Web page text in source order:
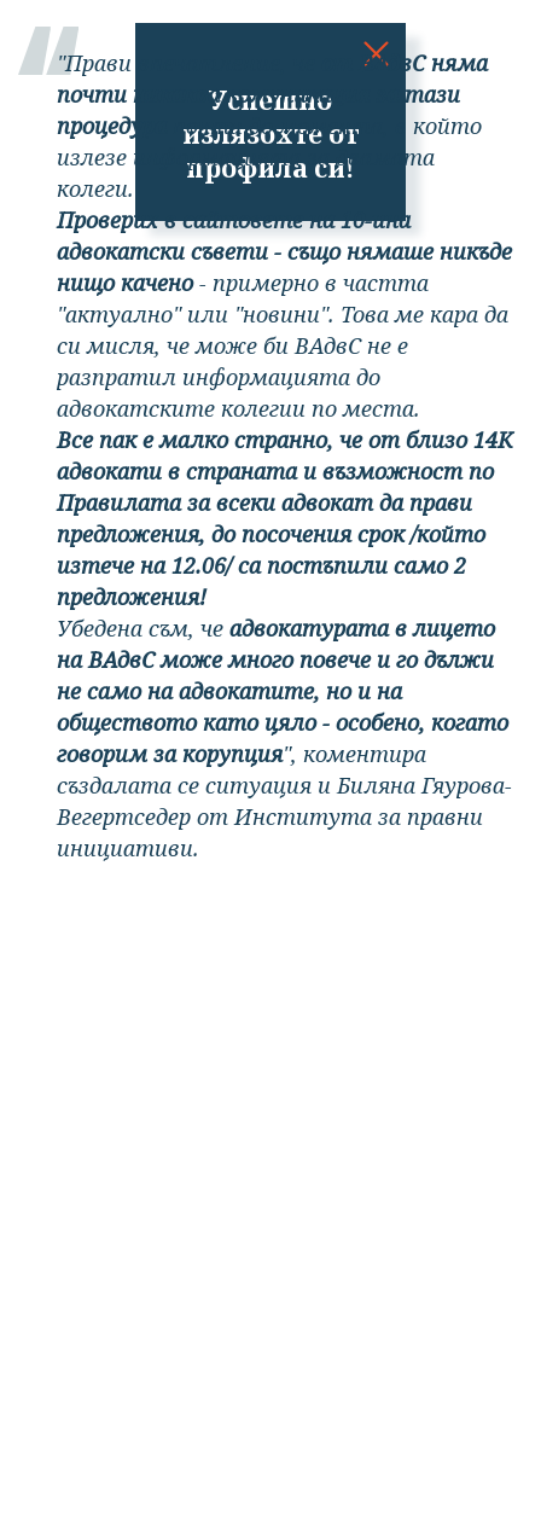
Успешно
излязохте от
профила си!
"Прави впечатление, че
от ВАдвС няма
почти никаква комуникация за тази
процедура
почти до момента, в който
излезе информацията за двамата
колеги.
Проверих в сайтовете на 10-ина
адвокатски съвети - също нямаше никъде
нищо качено- примерно в частта
"актуално" или "новини". Това ме кара да
си мисля, че може би ВАдвС не е
разпратил информацията до
адвокатските колегии по места.
Все пак е малко странно, че от близо 14К
адвокати в страната и възможност по
Правилата за всеки адвокат да прави
предложения, до посочения срок /който
изтече на 12.06/ са постъпили само 2
предложения!
Убедена съм, че адвокатурата в лицето
на ВАдвС може много повече и го дължи
не само на адвокатите, но и на
обществото като цяло - особено, когато
говорим за корупция", коментира
създалата се ситуация и Биляна Гяурова-
Вегертседер от Института за правни
инициативи.